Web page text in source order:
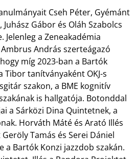
Cseh Péter, Gyémánt
Gábor és Oláh Szabolcs
Jelenleg a Zeneakadémia
András szerteágazó
míg 2023-ban a Bartók
Tibor tanítványaként OKJ-s
szakon, a BME kognitív
is hallgatója. Botonddal
a Sárközi Dina Quintetnek, a
Horváth Máté és Arató Illés
Tamás és Serei Dániel
a Bartók Konzi jazzdob szakán.